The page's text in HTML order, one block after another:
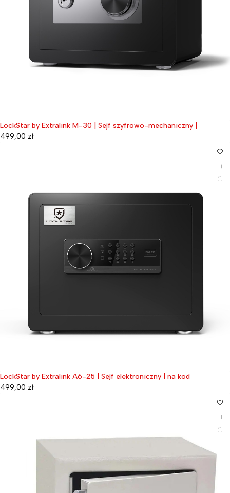
LockStar by Extralink M-30 | Sejf szyfrowo-mechaniczny |
499,00 zł
LockStar by Extralink A6-25 | Sejf elektroniczny | na kod
499,00 zł